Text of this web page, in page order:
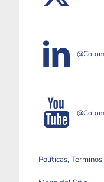
Políticas,